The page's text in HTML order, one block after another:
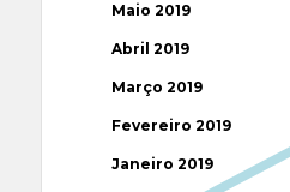
Maio 2019
Abril 2019
Março 2019
Fevereiro 2019
Janeiro 2019